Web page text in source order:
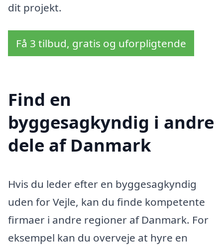
dit projekt.
Få 3 tilbud, gratis og uforpligtende
Find en
byggesagkyndig i andre
dele af Danmark
Hvis du leder efter en byggesagkyndig
uden for Vejle, kan du finde kompetente
firmaer i andre regioner af Danmark. For
eksempel kan du overveje at hyre en